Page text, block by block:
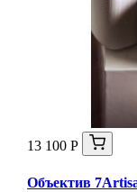
13 100 Р
Объектив